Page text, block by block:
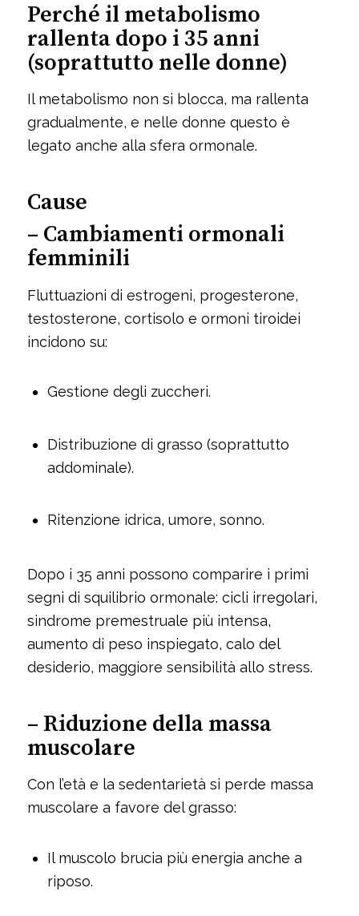
Perché il metabolismo
rallenta dopo i 35 anni
(soprattutto nelle donne)
Il metabolismo non si blocca, ma rallenta
gradualmente, e nelle donne questo è
legato anche alla sfera ormonale.
Cause
– Cambiamenti ormonali
femminili
Fluttuazioni di estrogeni, progesterone,
testosterone, cortisolo e ormoni tiroidei
incidono su:
Gestione degli zuccheri.
Distribuzione di grasso (soprattutto
addominale).
Ritenzione idrica, umore, sonno.
Dopo i 35 anni possono comparire i primi
segni di squilibrio ormonale: cicli irregolari,
sindrome premestruale più intensa,
aumento di peso inspiegato, calo del
desiderio, maggiore sensibilità allo stress.
– Riduzione della massa
muscolare
Con l’età e la sedentarietà si perde massa
muscolare a favore del grasso:
Il muscolo brucia più energia anche a
riposo.